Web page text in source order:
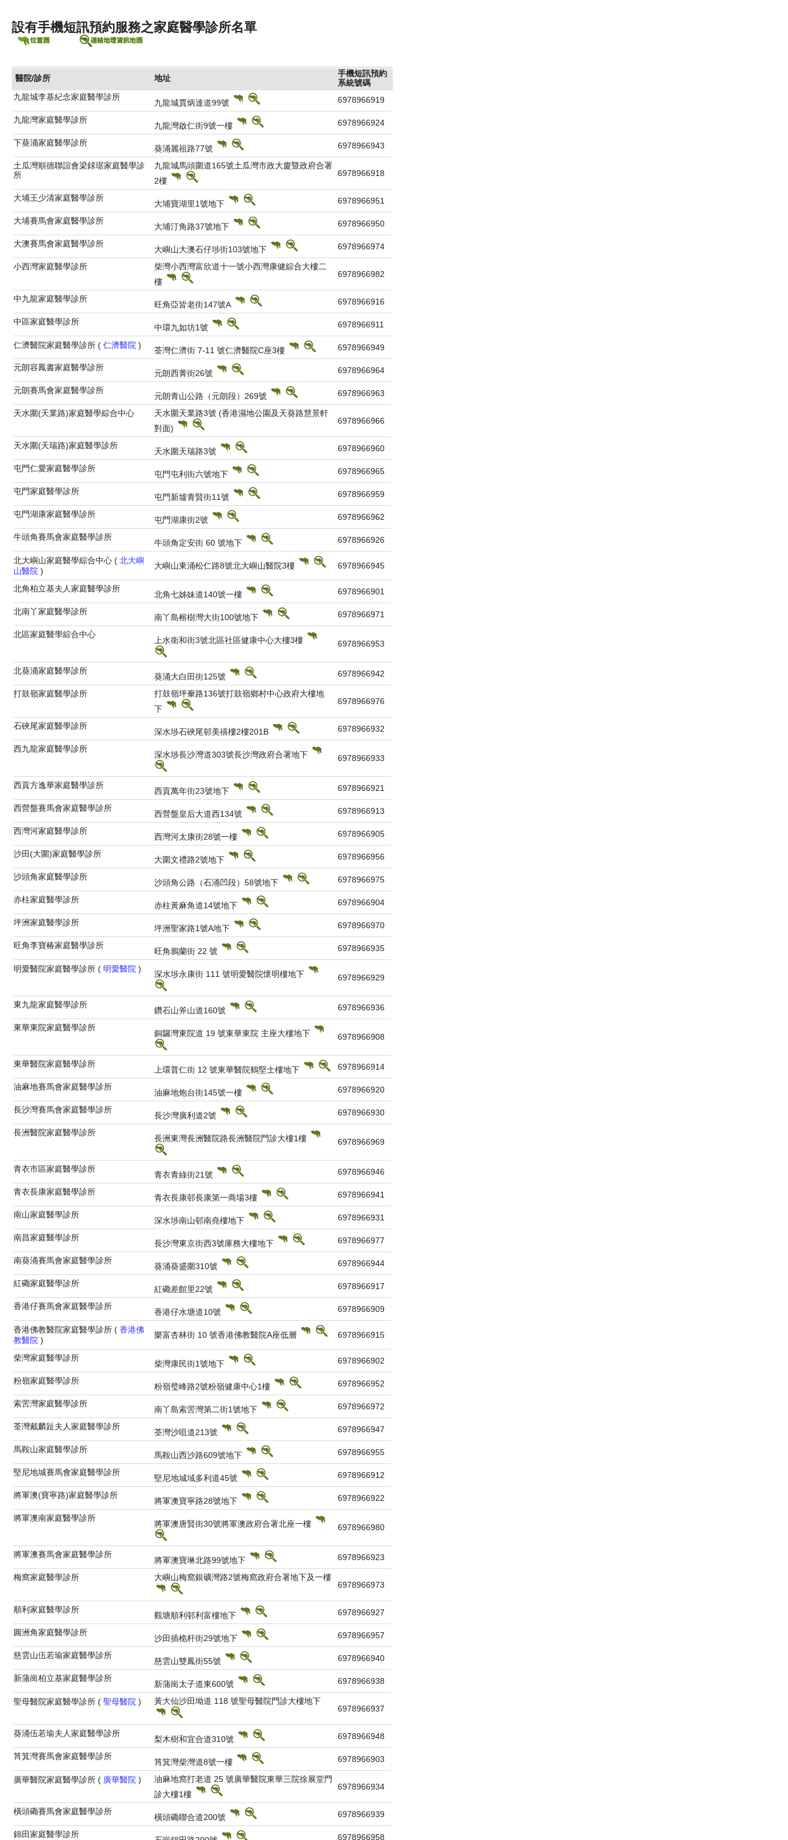
設有手機短訊預約服務之家庭醫學診所名單
醫院/診所 地址
手機短訊預約
系統號碼
九龍城李基紀念家庭醫學診所
九龍城賈炳達道99號 6978966919
九龍灣家庭醫學診所
九龍灣啟仁街9號一樓 6978966924
下葵涌家庭醫學診所
葵涌麗祖路77號 6978966943
土瓜灣順德聯誼會梁銶琚家庭醫學診
所
九龍城馬頭圍道165號土瓜灣市政大廈暨政府合署
2樓
6978966918
大埔王少清家庭醫學診所
大埔寶湖里1號地下 6978966951
大埔賽馬會家庭醫學診所
大埔汀角路37號地下 6978966950
大澳賽馬會家庭醫學診所
大嶼山大澳石仔埗街103號地下 6978966974
小西灣家庭醫學診所
柴灣小西灣富欣道十一號小西灣康健綜合大樓二
樓
6978966982
中九龍家庭醫學診所
旺角亞皆老街147號A 6978966916
中區家庭醫學診所
中環九如坊1號 6978966911
仁濟醫院家庭醫學診所 ( 仁濟醫院 )
荃灣仁濟街 7-11 號仁濟醫院C座3樓 6978966949
元朗容鳳書家庭醫學診所
元朗西菁街26號 6978966964
元朗賽馬會家庭醫學診所
元朗青山公路（元朗段）269號 6978966963
天水圍(天業路)家庭醫學綜合中心
天水圍天業路3號 (香港濕地公園及天葵路慧景軒
對面)
6978966966
天水圍(天瑞路)家庭醫學診所
天水圍天瑞路3號 6978966960
屯門仁愛家庭醫學診所
屯門屯利街六號地下 6978966965
屯門家庭醫學診所
屯門新墟青賢街11號 6978966959
屯門湖康家庭醫學診所
屯門湖康街2號 6978966962
牛頭角賽馬會家庭醫學診所
牛頭角定安街 60 號地下 6978966926
北大嶼山家庭醫學綜合中心 ( 北大嶼
山醫院 )
大嶼山東涌松仁路8號北大嶼山醫院3樓 6978966945
北角柏立基夫人家庭醫學診所
北角七姊妹道140號一樓 6978966901
北南丫家庭醫學診所
南丫島榕樹灣大街100號地下 6978966971
北區家庭醫學綜合中心
上水衛和街3號北區社區健康中心大樓3樓 6978966953
北葵涌家庭醫學診所
葵涌大白田街125號 6978966942
打鼓嶺家庭醫學診所
打鼓嶺坪輋路136號打鼓嶺鄉村中心政府大樓地
下
6978966976
石硤尾家庭醫學診所
深水埗石硤尾邨美禧樓2樓201B 6978966932
西九龍家庭醫學診所
深水埗長沙灣道303號長沙灣政府合署地下 6978966933
西貢方逸華家庭醫學診所
西貢萬年街23號地下 6978966921
西營盤賽馬會家庭醫學診所
西營盤皇后大道西134號 6978966913
西灣河家庭醫學診所
西灣河太康街28號一樓 6978966905
沙田(大圍)家庭醫學診所
大圍文禮路2號地下 6978966956
沙頭角家庭醫學診所
沙頭角公路（石涌凹段）58號地下 6978966975
赤柱家庭醫學診所
赤柱黃麻角道14號地下 6978966904
坪洲家庭醫學診所
坪洲聖家路1號A地下 6978966970
旺角李寶椿家庭醫學診所
旺角鴉蘭街 22 號 6978966935
明愛醫院家庭醫學診所 ( 明愛醫院 )
深水埗永康街 111 號明愛醫院懷明樓地下 6978966929
東九龍家庭醫學診所
鑽石山斧山道160號 6978966936
東華東院家庭醫學診所
銅鑼灣東院道 19 號東華東院 主座大樓地下 6978966908
東華醫院家庭醫學診所
上環普仁街 12 號東華醫院鶴堅士樓地下 6978966914
油麻地賽馬會家庭醫學診所
油麻地炮台街145號一樓 6978966920
長沙灣賽馬會家庭醫學診所
長沙灣廣利道2號 6978966930
長洲醫院家庭醫學診所
長洲東灣長洲醫院路長洲醫院門診大樓1樓 6978966969
青衣市區家庭醫學診所
青衣青綠街21號 6978966946
青衣長康家庭醫學診所
青衣長康邨長康第一商場3樓 6978966941
南山家庭醫學診所
深水埗南山邨南堯樓地下 6978966931
南昌家庭醫學診所
長沙灣東京街西3號庫務大樓地下 6978966977
南葵涌賽馬會家庭醫學診所
葵涌葵盛圍310號 6978966944
紅磡家庭醫學診所
紅磡差館里22號 6978966917
香港仔賽馬會家庭醫學診所
香港仔水塘道10號 6978966909
香港佛教醫院家庭醫學診所 ( 香港佛
教醫院 )
樂富杏林街 10 號香港佛教醫院A座低層 6978966915
柴灣家庭醫學診所
柴灣康民街1號地下 6978966902
粉嶺家庭醫學診所
粉嶺璧峰路2號粉嶺健康中心1樓 6978966952
索罟灣家庭醫學診所
南丫島索罟灣第二街1號地下 6978966972
荃灣戴麟趾夫人家庭醫學診所
荃灣沙咀道213號 6978966947
馬鞍山家庭醫學診所
馬鞍山西沙路609號地下 6978966955
堅尼地城賽馬會家庭醫學診所
堅尼地城域多利道45號 6978966912
將軍澳(寶寧路)家庭醫學診所
將軍澳寶寧路28號地下 6978966922
將軍澳南家庭醫學診所
將軍澳唐賢街30號將軍澳政府合署北座一樓 6978966980
將軍澳賽馬會家庭醫學診所
將軍澳寶琳北路99號地下 6978966923
梅窩家庭醫學診所
大嶼山梅窩銀礦灣路2號梅窩政府合署地下及一樓
6978966973
順利家庭醫學診所
觀塘順利邨利富樓地下 6978966927
圓洲角家庭醫學診所
沙田插桅杆街29號地下 6978966957
慈雲山伍若瑜家庭醫學診所
慈雲山雙鳳街55號 6978966940
新蒲崗柏立基家庭醫學診所
新蒲崗太子道東600號 6978966938
聖母醫院家庭醫學診所 ( 聖母醫院 )
黃大仙沙田坳道 118 號聖母醫院門診大樓地下
6978966937
葵涌伍若瑜夫人家庭醫學診所
梨木樹和宜合道310號 6978966948
筲箕灣賽馬會家庭醫學診所
筲箕灣柴灣道8號一樓 6978966903
廣華醫院家庭醫學診所 ( 廣華醫院 )
油麻地窩打老道 25 號廣華醫院東華三院徐展堂門
診大樓1樓
6978966934
橫頭磡賽馬會家庭醫學診所
橫頭磡聯合道200號 6978966939
錦田家庭醫學診所 6978966958